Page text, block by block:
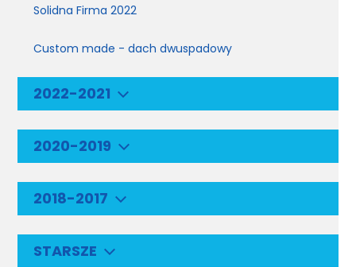
Solidna Firma 2022
Custom made - dach dwuspadowy
2022-2021
2020-2019
2018-2017
STARSZE